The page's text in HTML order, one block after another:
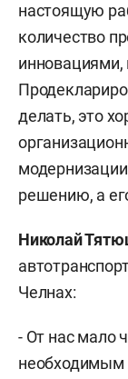
настоящую
количество
делать, это
решению, а
Николай
Челнах:
- От нас мало
необходимым